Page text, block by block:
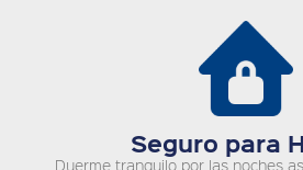
Seguro para
Duerme tranquilo por las noches